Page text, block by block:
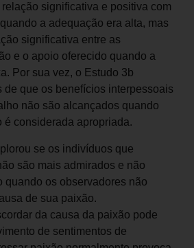
significativa e positiva com
a adequação era alta, mas
significativa entre as
e o apoio oferecido quando a
Por sua vez, o Estudo 3b
de que os benefícios interpessoais
não são alcançados quando
é considerada apropriada.
se os indivíduos que
são mais admirados e não
quando os observadores não
de sua paixão.
da causa da paixão pode
de sentimentos de